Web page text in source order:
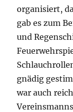
organisiert,
gab es zum
und
gnädig
war auch